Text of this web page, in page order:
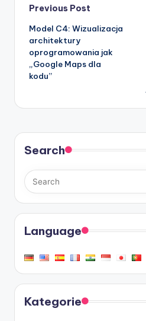
Post
navigation
Previous Post
Model C4: Wizualizacja
architektury
oprogramowania jak
„Google Maps dla
kodu”
Search
Language
Kategorie